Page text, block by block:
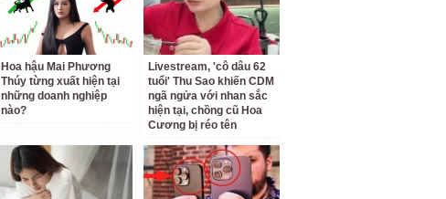
Hoa hậu Mai Phương
Thúy từng xuất hiện tại
những doanh nghiệp
nào?
Livestream, 'cô dâu 62
tuổi' Thu Sao khiến CDM
ngã ngửa với nhan sắc
hiện tại, chồng cũ Hoa
Cương bị réo tên